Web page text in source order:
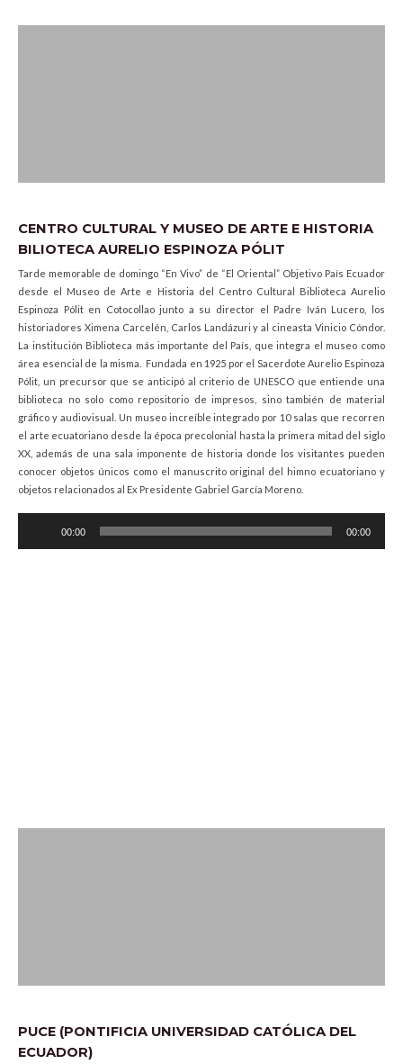
CENTRO CULTURAL Y MUSEO DE ARTE E HISTORIA
BILIOTECA AURELIO ESPINOZA PÓLIT
Tarde memorable de domingo “En Vivo” de “El Oriental” Objetivo País Ecuador
desde el Museo de Arte e Historia del Centro Cultural Biblioteca Aurelio
Espinoza Pólit en Cotocollao junto a su director el Padre Iván Lucero, los
historiadores Ximena Carcelén, Carlos Landázuri y al cineasta Vinicio Cóndor.
La institución Biblioteca más importante del País, que integra el museo como
área esencial de la misma. Fundada en 1925 por el Sacerdote Aurelio Espinoza
Pólit, un precursor que se anticipó al criterio de UNESCO que entiende una
biblioteca no solo como repositorio de impresos, sino también de material
gráfico y audiovisual. Un museo increíble integrado por 10 salas que recorren
el arte ecuatoriano desde la época precolonial hasta la primera mitad del siglo
XX, además de una sala imponente de historia donde los visitantes pueden
conocer objetos únicos como el manuscrito original del himno ecuatoriano y
objetos relacionados al Ex Presidente Gabriel García Moreno.
Player
00:00 00:00
PUCE (PONTIFICIA UNIVERSIDAD CATÓLICA DEL
ECUADOR)